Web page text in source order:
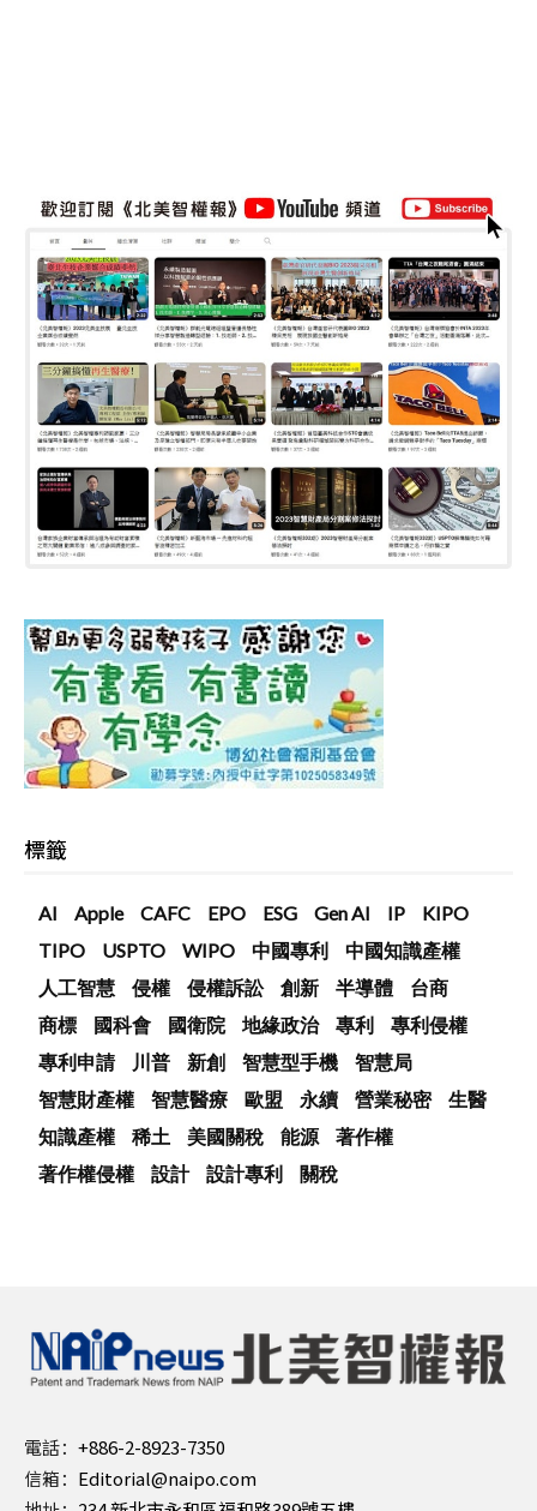
標籤
AI Apple CAFC EPO ESG Gen AI IP
KIPO
TIPO
USPTO WIPO 中國專利
中國知識產權
人工智慧
侵權 侵權訴訟 創新 半導體
台商
商標
國科會 國衛院 地緣政治 專利
專利侵權
專利申請
川普 新創 智慧型手機
智慧局
智慧財產權
智慧醫療 歐盟 永續 營業秘密
生醫
知識產權
稀土 美國關稅 能源
著作權
著作權侵權
設計 設計專利 關稅
電話： +886-2-8923-7350
信箱： Editorial@naipo.com